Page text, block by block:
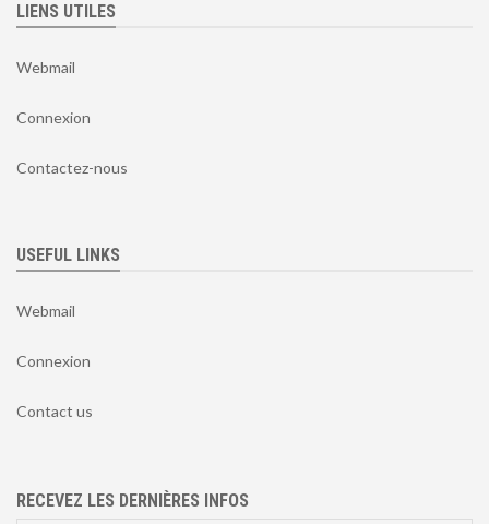
LIENS UTILES
Webmail
Connexion
Contactez-nous
USEFUL LINKS
Webmail
Connexion
Contact us
RECEVEZ LES DERNIÈRES INFOS